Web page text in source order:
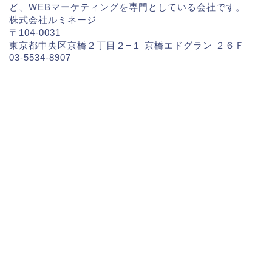
ど、WEBマーケティングを専門としている会社です。
株式会社ルミネージ
〒104-0031
東京都中央区京橋２丁目２−１ 京橋エドグラン ２６Ｆ
03-5534-8907